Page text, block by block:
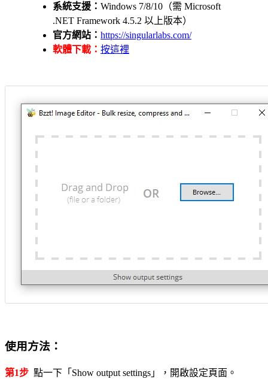
系統支援： Windows 7/8/10（需 Microsoft
.NET Framework 4.5.2 以上版本）
官方網站： https://singularlabs.com/
軟體下載： 按這裡
使用方法：
第1步 點一下「Show output settings」，開啟設定頁面。